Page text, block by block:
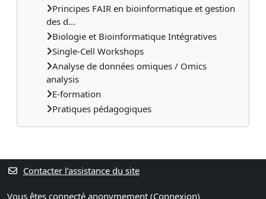
Principes FAIR en bioinformatique et gestion
des d...
Biologie et Bioinformatique Intégratives
Single-Cell Workshops
Analyse de données omiques / Omics
analysis
E-formation
Pratiques pédagogiques
Contacter l’assistance du site
Vous êtes connecté anonymement (Connexion)